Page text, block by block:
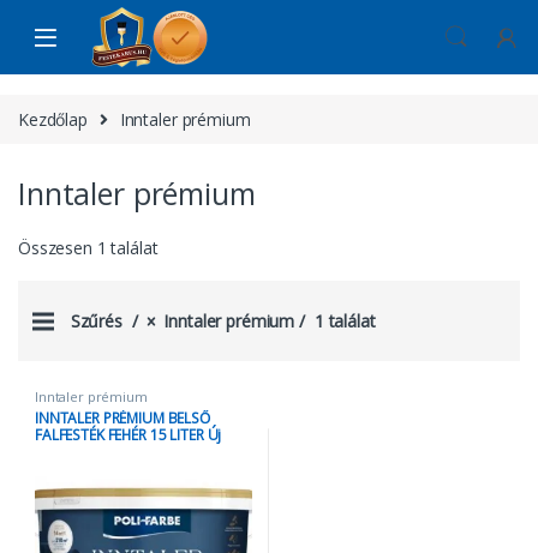
Skip to navigation
Skip to content
Kezdőlap Inntaler prémium
Inntaler prémium
Összesen 1 találat
Szűrés Inntaler prémium 1 találat
Inntaler prémium
INNTALER PRÉMIUM BELSŐ
FALFESTÉK FEHÉR 15 LITER Új